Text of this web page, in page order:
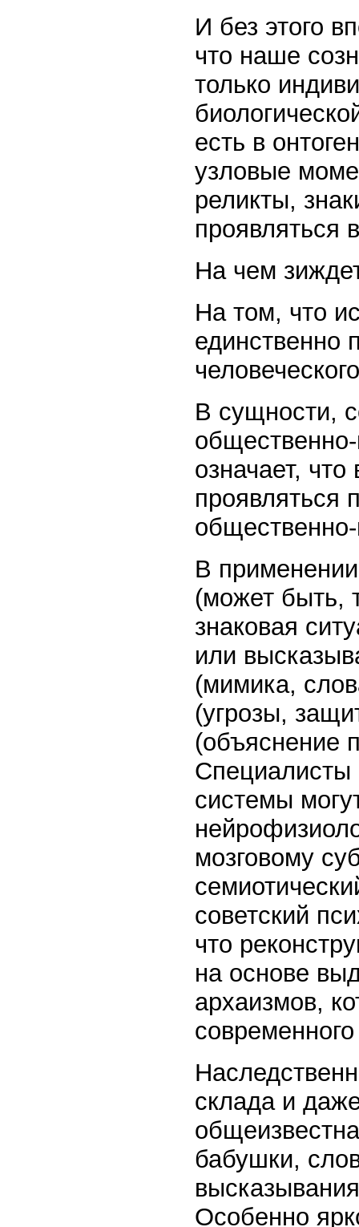
И без этого
что наше
только
есть в
узловые
реликты,
проявляться
На чем
На том, что
единственно
В сущности,
общественно-
означает,
проявляться
общественно-
В
(может быть,
знаковая
или
(мимика,
(угрозы,
(объяснение
Специалисты
системы
мозговому
советский
что
на основе
архаизмов,
склада и
бабушки,
Особенно